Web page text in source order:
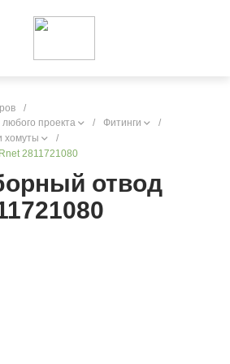
/
проекта
/ Фитинги
/
хомуты
/
2811721080
отвод